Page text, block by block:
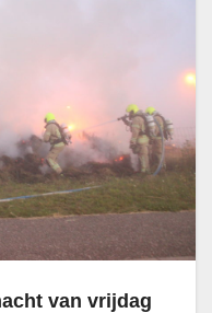
van vrijdag